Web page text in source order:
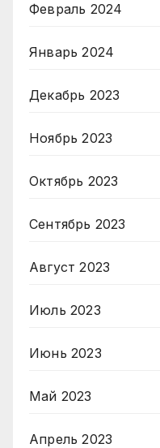
Февраль 2024
Январь 2024
Декабрь 2023
Ноябрь 2023
Октябрь 2023
Сентябрь 2023
Август 2023
Июль 2023
Июнь 2023
Май 2023
Апрель 2023